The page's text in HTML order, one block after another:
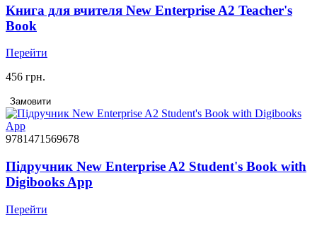
Книга для вчителя New Enterprise A2 Teacher's
Book
Перейти
456 грн.
Замовити
9781471569678
Підручник New Enterprise A2 Student's Book with
Digibooks App
Перейти